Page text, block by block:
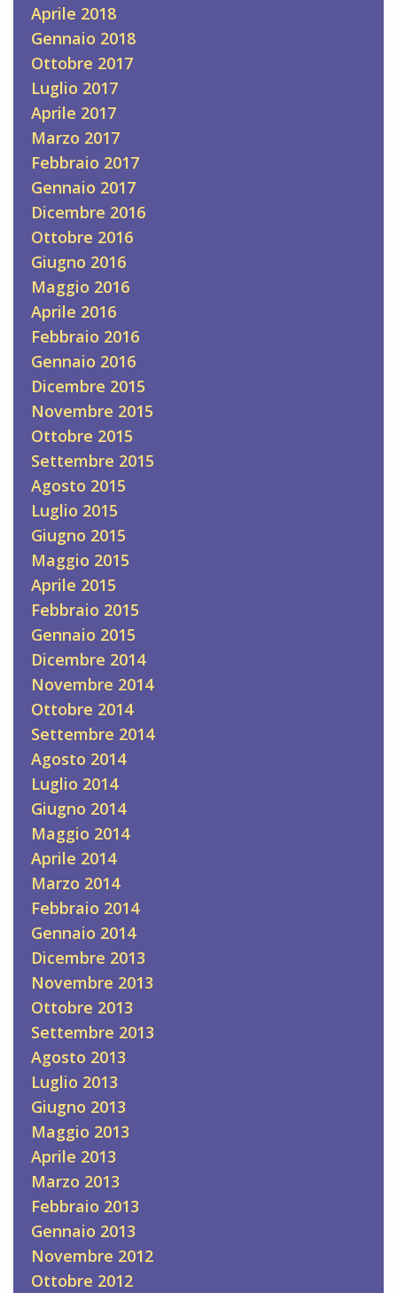
Aprile 2018
Gennaio 2018
Ottobre 2017
Luglio 2017
Aprile 2017
Marzo 2017
Febbraio 2017
Gennaio 2017
Dicembre 2016
Ottobre 2016
Giugno 2016
Maggio 2016
Aprile 2016
Febbraio 2016
Gennaio 2016
Dicembre 2015
Novembre 2015
Ottobre 2015
Settembre 2015
Agosto 2015
Luglio 2015
Giugno 2015
Maggio 2015
Aprile 2015
Febbraio 2015
Gennaio 2015
Dicembre 2014
Novembre 2014
Ottobre 2014
Settembre 2014
Agosto 2014
Luglio 2014
Giugno 2014
Maggio 2014
Aprile 2014
Marzo 2014
Febbraio 2014
Gennaio 2014
Dicembre 2013
Novembre 2013
Ottobre 2013
Settembre 2013
Agosto 2013
Luglio 2013
Giugno 2013
Maggio 2013
Aprile 2013
Marzo 2013
Febbraio 2013
Gennaio 2013
Novembre 2012
Ottobre 2012